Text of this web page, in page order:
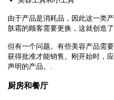
由于产品是消耗品，因此这一类
肤霜的顾客需要更换，这就创造
但有一个问题。有些美容产品需
获得批准才能销售。刚开始时，
声明的产品。.
厨房和餐厅